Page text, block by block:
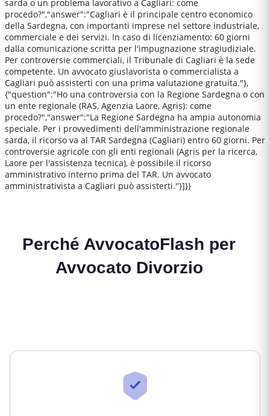
sarda o un problema lavorativo a Cagliari: come
procedo?","answer":"Cagliari è il principale centro economico
della Sardegna, con importanti imprese nel settore industriale,
commerciale e dei servizi. In caso di licenziamento: 60 giorni
dalla comunicazione scritta per l'impugnazione stragiudiziale.
Per controversie commerciali, il Tribunale di Cagliari è la sede
competente. Un avvocato giuslavorista o commercialista a
Cagliari può assisterti con una prima valutazione gratuita."},
{"question":"Ho una controversia con la Regione Sardegna o con
un ente regionale (RAS, Agenzia Laore, Agris): come
procedo?","answer":"La Regione Sardegna ha ampia autonomia
speciale. Per i provvedimenti dell'amministrazione regionale
sarda, il ricorso va al TAR Sardegna (Cagliari) entro 60 giorni. Per
controversie agricole con gli enti regionali (Agris per la ricerca,
Laore per l'assistenza tecnica), è possibile il ricorso
amministrativo interno prima del TAR. Un avvocato
amministrativista a Cagliari può assisterti."}]}}
Perché AvvocatoFlash per
Avvocato Divorzio